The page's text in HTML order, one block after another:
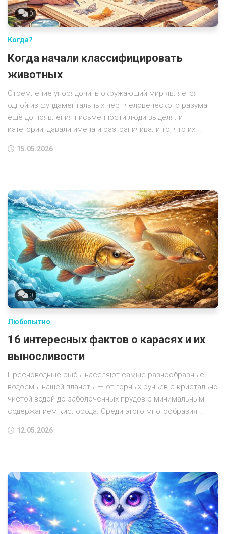
0
Когда?
Когда начали классифицировать
животных
Стремление упорядочить окружающий мир является
одной из фундаментальных черт человеческого разума —
ещё до появления письменности люди выделяли
категории, давали имена и разграничивали то, что их...
15.05.2026
0
Любопытно
16 интересных фактов о карасях и их
выносливости
Пресноводные рыбы населяют самые разнообразные
водоёмы нашей планеты — от горных ручьёв с кристально
чистой водой до заболоченных прудов с минимальным
содержанием кислорода. Среди этого многообразия...
12.05.2026